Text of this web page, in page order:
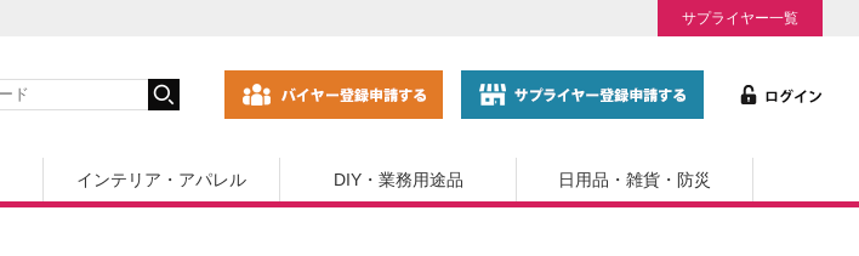
サプライヤー一覧
インテリア・アパレル DIY・業務用途品 日用品・雑貨・防災